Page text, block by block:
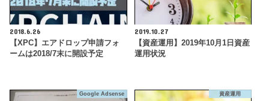
2018.6.26
【XPC】エアドロップ申請フォ
ームは2018/7末に開設予定
2019.10.27
【資産運用】2019年10月1日資産
運用状況
Google Adsense 資産運用